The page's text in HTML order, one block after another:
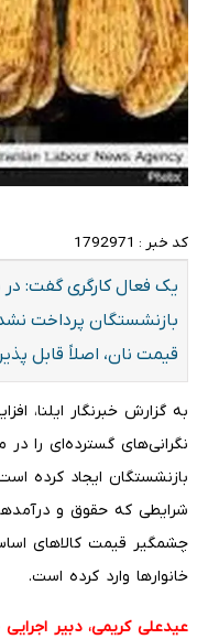
کد خبر : 1792971
یک فعال کارگری گفت:
بازنشستگان پرداخت
قیمت نان، اصلاً قابل
به گزارش خبرنگار ایلنا،
نگرانی‌های گسترده‌ای را
بازنشستگان ایجاد کرده
شرایطی که حقوق و
چشمگیر قیمت کالاهای
خانوارها وارد کرده است.
عیدعلی کریمی، دبیر اجرایی